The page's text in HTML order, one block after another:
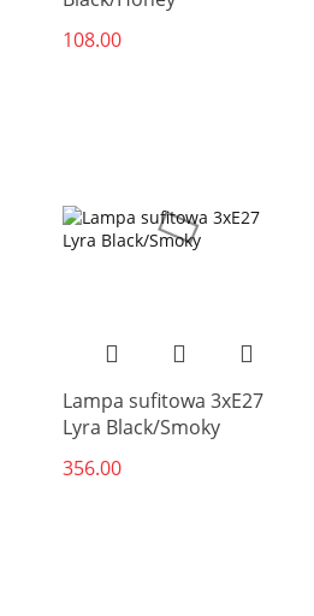
108.00
Lampa sufitowa 3xE27
Lyra Black/Smoky
356.00